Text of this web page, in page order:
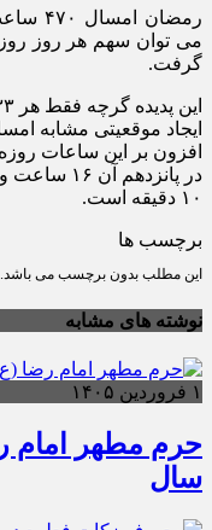
گرفت.
۱۰ دقیقه است.
برچسب ها
این مطلب بدون برچسب می باشد.
نوشته های مشابه
۱ فروردین ۱۴۰۵
حرم مطهر امام
سال